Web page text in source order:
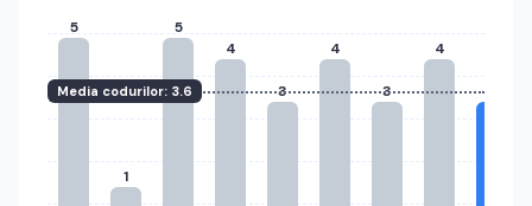
Media codurilor: 3.6
5
1
5
4
3
4
3
4